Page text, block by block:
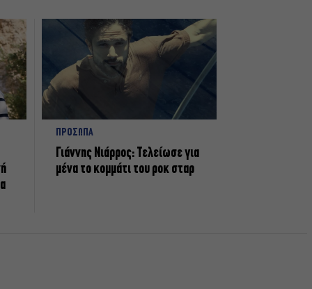
ΠΡΟΣΩΠΑ
Γιάννης Νιάρρος: Τελείωσε για
μένα το κομμάτι του ροκ σταρ